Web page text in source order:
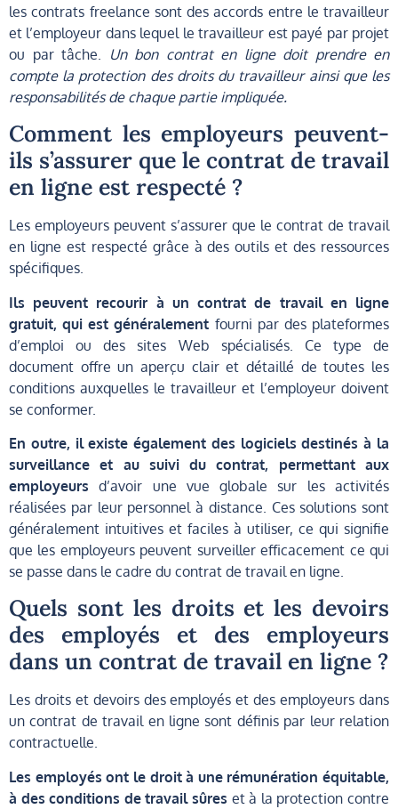
les contrats freelance sont des accords entre le travailleur
et l’employeur dans lequel le travailleur est payé par projet
ou par tâche.
Un bon contrat en ligne doit prendre en
compte la protection des droits du travailleur ainsi que les
responsabilités de chaque partie impliquée.
Comment les employeurs peuvent-
ils s’assurer que le contrat de travail
en ligne est respecté ?
Les employeurs peuvent s’assurer que le contrat de travail
en ligne est respecté grâce à des outils et des ressources
spécifiques.
Ils peuvent recourir à un contrat de travail en ligne
gratuit, qui est généralement fourni par des plateformes
d’emploi ou des sites Web spécialisés. Ce type de
document offre un aperçu clair et détaillé de toutes les
conditions auxquelles le travailleur et l’employeur doivent
se conformer.
En outre, il existe également des logiciels destinés à la
surveillance et au suivi du contrat, permettant aux
employeurs d’avoir une vue globale sur les activités
réalisées par leur personnel à distance. Ces solutions sont
généralement intuitives et faciles à utiliser, ce qui signifie
que les employeurs peuvent surveiller efficacement ce qui
se passe dans le cadre du contrat de travail en ligne.
Quels sont les droits et les devoirs
des employés et des employeurs
dans un contrat de travail en ligne ?
Les droits et devoirs des employés et des employeurs dans
un contrat de travail en ligne sont définis par leur relation
contractuelle.
Les employés ont le droit à une rémunération équitable,
à des conditions de travail sûres et à la protection contre